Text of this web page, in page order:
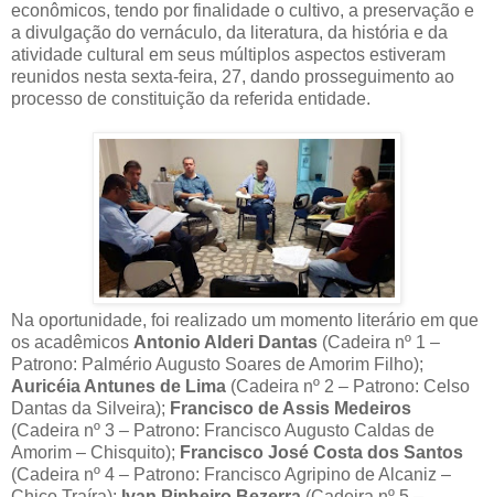
econômicos, tendo por finalidade o cultivo, a preservação e
a divulgação do vernáculo, da literatura, da história e da
atividade cultural em seus múltiplos aspectos estiveram
reunidos nesta sexta-feira, 27, dando prosseguimento ao
processo de constituição da referida entidade.
Na oportunidade, foi realizado um momento literário em que
os acadêmicos Antonio Alderi Dantas (Cadeira nº 1 –
Patrono: Palmério Augusto Soares de Amorim Filho);
Auricéia Antunes de Lima (Cadeira nº 2 – Patrono: Celso
Dantas da Silveira); Francisco de Assis Medeiros
(Cadeira nº 3 – Patrono: Francisco Augusto Caldas de
Amorim – Chisquito); Francisco José Costa dos Santos
(Cadeira nº 4 – Patrono: Francisco Agripino de Alcaniz –